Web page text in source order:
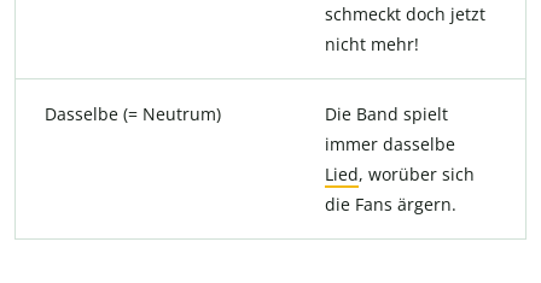
schmeckt doch jetzt
nicht mehr!
Dasselbe (= Neutrum)
Die Band spielt
immer dasselbe
Lied, worüber sich
die Fans ärgern.